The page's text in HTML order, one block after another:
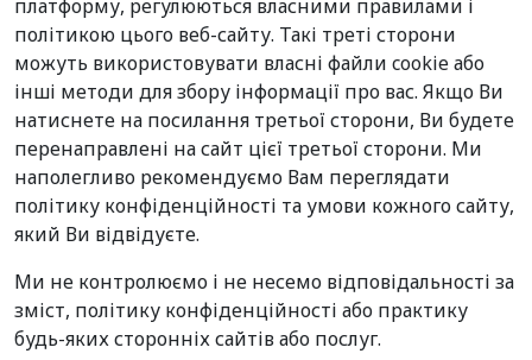
платформу, регулюються власними правилами і
політикою цього веб-сайту. Такі треті сторони
можуть використовувати власні файли cookie або
інші методи для збору інформації про вас. Якщо Ви
натиснете на посилання третьої сторони, Ви будете
перенаправлені на сайт цієї третьої сторони. Ми
наполегливо рекомендуємо Вам переглядати
політику конфіденційності та умови кожного сайту,
який Ви відвідуєте.
Ми не контролюємо і не несемо відповідальності за
зміст, політику конфіденційності або практику
будь-яких сторонніх сайтів або послуг.